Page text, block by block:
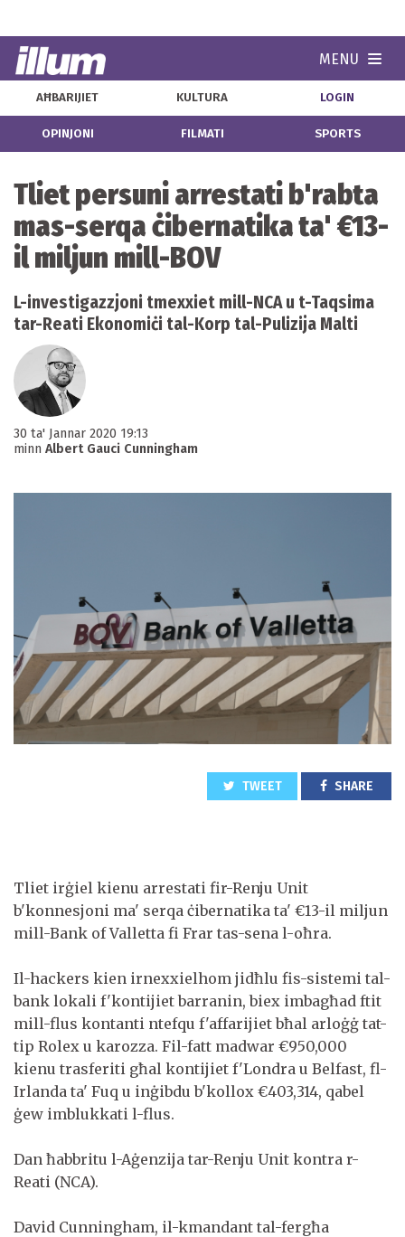
MENU
AĦBARIJIET KULTURA LOGIN
OPINJONI FILMATI SPORTS
Tliet persuni arrestati b'rabta
mas-serqa ċibernatika ta' €13-
il miljun mill-BOV
L-investigazzjoni tmexxiet mill-NCA u t-Taqsima
tar-Reati Ekonomiċi tal-Korp tal-Pulizija Malti
30 ta' Jannar 2020 19:13
minn Albert Gauci Cunningham
TWEET SHARE
Tliet irġiel kienu arrestati fir-Renju Unit
b'konnesjoni ma' serqa ċibernatika ta' €13-il miljun
mill-Bank of Valletta fi Frar tas-sena l-oħra.
Il-hackers kien irnexxielhom jidħlu fis-sistemi tal-
bank lokali f'kontijiet barranin, biex imbagħad ftit
mill-flus kontanti ntefqu f'affarijiet bħal arloġġ tat-
tip Rolex u karozza. Fil-fatt madwar €950,000
kienu trasferiti għal kontijiet f'Londra u Belfast, fl-
Irlanda ta' Fuq u inġibdu b'kollox €403,314, qabel
ġew imblukkati l-flus.
Dan ħabbritu l-Aġenzija tar-Renju Unit kontra r-
Reati (NCA).
David Cunningham, il-kmandant tal-fergħa